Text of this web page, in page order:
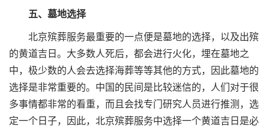
五、墓地选择
北京殡葬服务最重要的一点便是墓地的选择，以及出殡
的黄道吉日。大多数人死后，都会进行火化，埋在墓地之
中，极少数的人会去选择海葬等等其他的方式，因此墓地的
选择是非常重要的。中国的民间是比较迷信的，人们对于很
多事情都非常的看重，而且会找专门研究人员进行推测，选
定一个日子，因此，北京殡葬服务中选择一个黄道吉日是必